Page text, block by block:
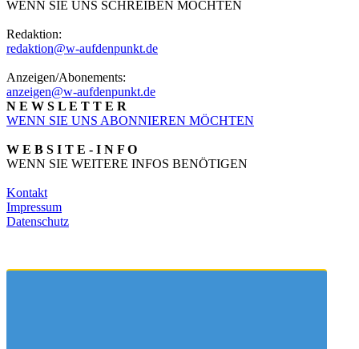
WENN SIE UNS SCHREIBEN MÖCHTEN
Redaktion:
redaktion@w-aufdenpunkt.de
Anzeigen/Abonements:
anzeigen@w-aufdenpunkt.de
N E W S L E T T E R
WENN SIE UNS ABONNIEREN MÖCHTEN
W E B S I T E - I N F O
WENN SIE WEITERE INFOS BENÖTIGEN
Kontakt
Impressum
Datenschutz